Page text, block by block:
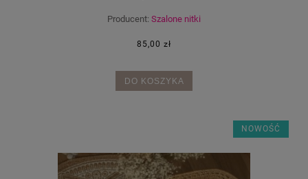
Producent: Szalone nitki
85,00 zł
DO KOSZYKA
NOWOŚĆ